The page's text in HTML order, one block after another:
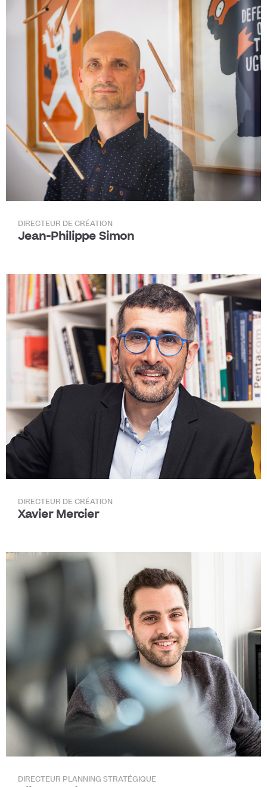
DIRECTEUR DE CRÉATION
Jean-Philippe Simon
DIRECTEUR DE CRÉATION
Xavier Mercier
DIRECTEUR PLANNING STRATÉGIQUE